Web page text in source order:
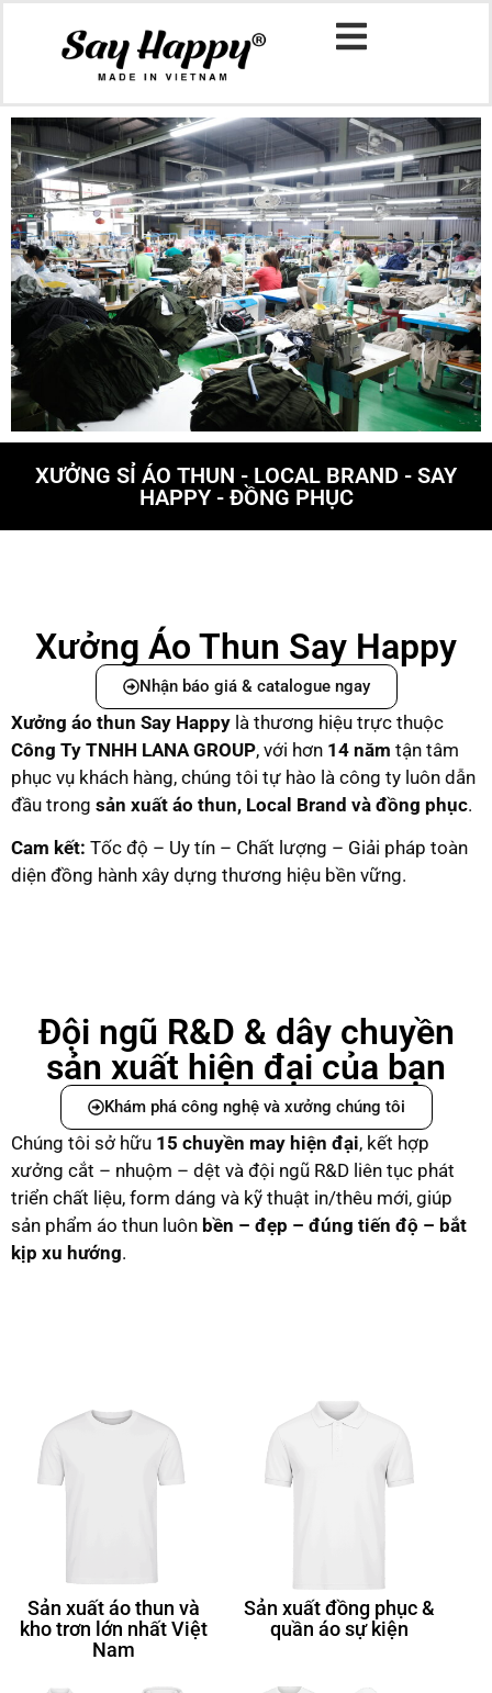
XƯỞNG SỈ ÁO THUN - LOCAL BRAND - SAY
HAPPY - ĐỒNG PHỤC
Xưởng Áo Thun Say Happy
Nhận báo giá & catalogue ngay
Xưởng áo thun Say Happy là thương hiệu trực thuộc
Công Ty TNHH LANA GROUP, với hơn 14 năm tận tâm
phục vụ khách hàng, chúng tôi tự hào là công ty luôn dẫn
đầu trong sản xuất áo thun, Local Brand và đồng phục.
Cam kết: Tốc độ – Uy tín – Chất lượng – Giải pháp toàn
diện đồng hành xây dựng thương hiệu bền vững.
Đội ngũ R&D & dây chuyền
sản xuất hiện đại của bạn
Khám phá công nghệ và xưởng chúng tôi
Chúng tôi sở hữu 15 chuyền may hiện đại, kết hợp
xưởng cắt – nhuộm – dệt và đội ngũ R&D liên tục phát
triển chất liệu, form dáng và kỹ thuật in/thêu mới, giúp
sản phẩm áo thun luôn bền – đẹp – đúng tiến độ – bắt
kịp xu hướng.
Sản xuất áo thun và
kho trơn lớn nhất Việt
Nam
Sản xuất đồng phục &
quần áo sự kiện